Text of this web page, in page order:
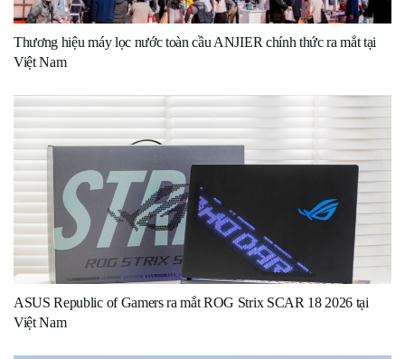
Thương hiệu máy lọc nước toàn cầu ANJIER chính thức ra mắt tại
Việt Nam
ASUS Republic of Gamers ra mắt ROG Strix SCAR 18 2026 tại
Việt Nam